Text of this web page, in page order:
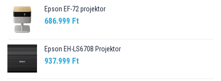
Epson EF-72 projektor
686.999 Ft
Epson EH-LS670B Projektor
937.999 Ft